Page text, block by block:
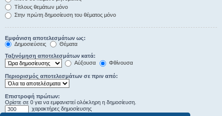
Τίτλους θεμάτων μόνο
Στην πρώτη δημοσίευση του θέματος μόνο
Εμφάνιση αποτελεσμάτων ως:
Δημοσιεύσεις
Θέματα
Ταξινόμηση αποτελεσμάτων κατά:
Αύξουσα
Φθίνουσα
Περιορισμός αποτελεσμάτων σε πριν από:
Επιστροφή πρώτων:
Ορίστε σε 0 για να εμφανιστεί ολόκληρη η δημοσίευση.
χαρακτήρες δημοσίευσης